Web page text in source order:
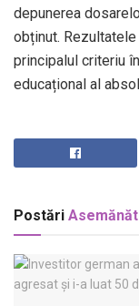
depunerea
obținut.
principalul criteriu
educațional al
Postări